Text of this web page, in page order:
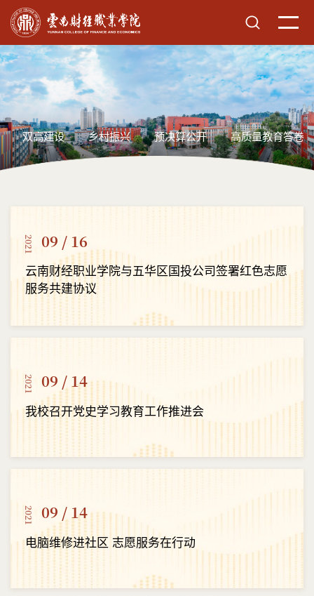
双高建设 乡村振兴 预决算公开 高质量教育答卷
2021 09 / 16
云南财经职业学院与五华区国投公司签署红色志愿
服务共建协议
2021 09 / 14
我校召开党史学习教育工作推进会
2021 09 / 14
电脑维修进社区 志愿服务在行动